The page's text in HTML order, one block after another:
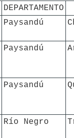
DEPARTAMENTO
Paysandú
Paysandú
Paysandú
Río Negro